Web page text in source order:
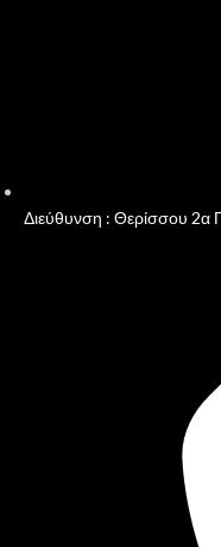
Διεύθυνση : Θερίσσου 2α